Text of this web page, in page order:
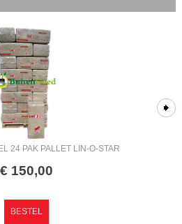
24 PAK PALLET LIN-O-STAR
€ 150,00
BESTEL